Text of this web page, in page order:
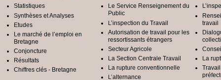
Statistiques
Synthèses et Analyses
Etudes
Le marché de l’emploi en
Bretagne
Conjoncture
Résultats
Chiffres clés - Bretagne
Le Service Renseignement du
Public
L’inspection du Travail
Autorisation de travail pour les
ressortissants étrangers
Secteur Agricole
La Section Centrale Travail
La rupture conventionnelle
L’alternance
travail
La